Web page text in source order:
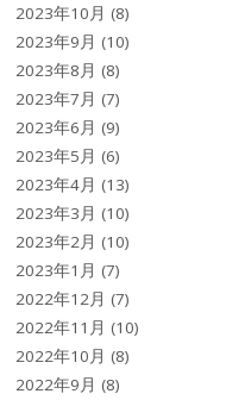
2023年10月 (8)
2023年9月 (10)
2023年8月 (8)
2023年7月 (7)
2023年6月 (9)
2023年5月 (6)
2023年4月 (13)
2023年3月 (10)
2023年2月 (10)
2023年1月 (7)
2022年12月 (7)
2022年11月 (10)
2022年10月 (8)
2022年9月 (8)